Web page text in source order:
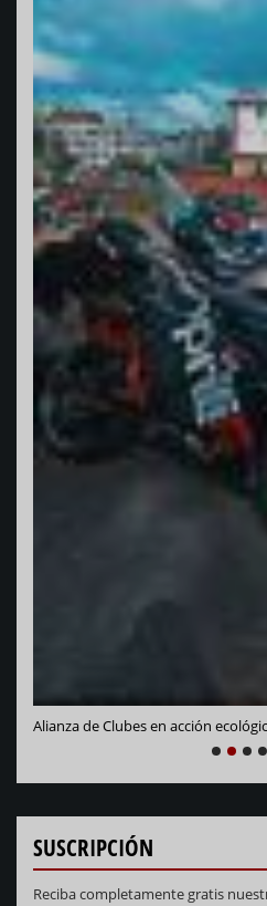
Alianza de Clubes en acción
PREVIOUS
SUSCRIPCIÓN
Reciba completamente gratis